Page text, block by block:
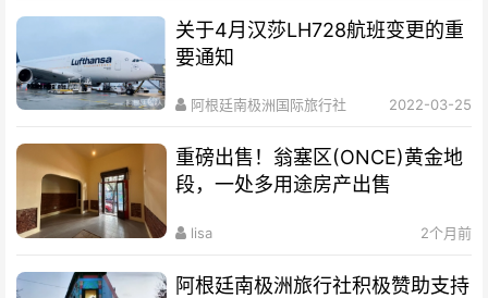
关于4月汉莎LH728航班变更的重
要通知
阿根廷南极洲国际旅行社 2022-03-25
重磅出售！翁塞区(ONCE)黄金地
段，一处多用途房产出售
lisa 2个月前
阿根廷南极洲旅行社积极赞助支持